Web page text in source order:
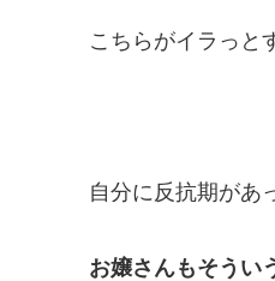
こちらがイラっと
自分に反抗期があ
お嬢さんもそうい